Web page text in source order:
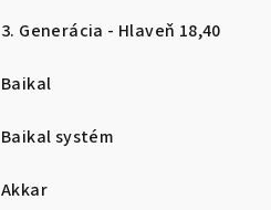
3. Generácia - Hlaveň 18,40
Baikal
Baikal systém
Akkar